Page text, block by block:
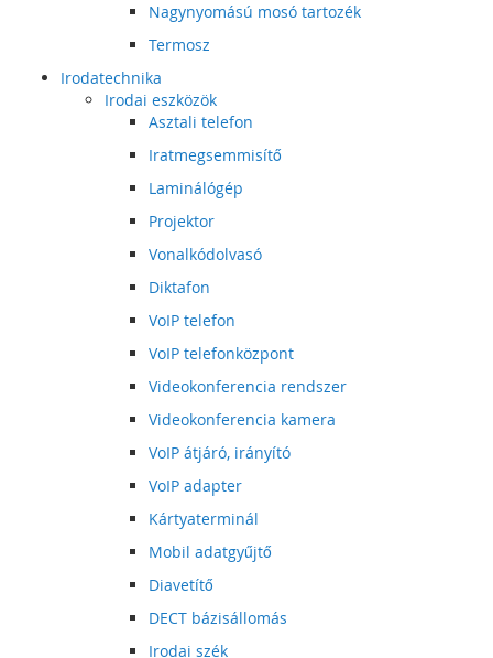
Nagynyomású mosó tartozék
Termosz
Irodatechnika
Irodai eszközök
Asztali telefon
Iratmegsemmisítő
Laminálógép
Projektor
Vonalkódolvasó
Diktafon
VoIP telefon
VoIP telefonközpont
Videokonferencia rendszer
Videokonferencia kamera
VoIP átjáró, irányító
VoIP adapter
Kártyaterminál
Mobil adatgyűjtő
Diavetítő
DECT bázisállomás
Irodai szék